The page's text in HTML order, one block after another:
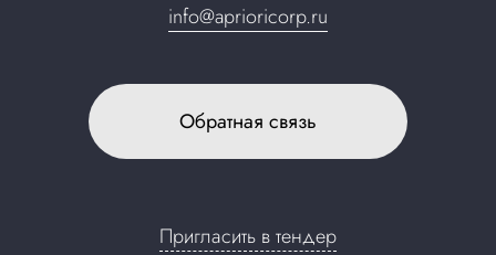
info@aprioricorp.ru
Обратная связь
Пригласить в тендер